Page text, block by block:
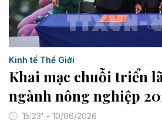
Kinh tế Thế Giới
Khai mạc chuỗi triển
ngành nông nghiệp
15:23' - 10/06/2026